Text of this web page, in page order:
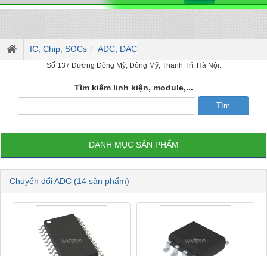
IC, Chip, SOCs ADC, DAC
Số 137 Đường Đông Mỹ, Đông Mỹ, Thanh Trì, Hà Nội.
Tìm kiếm linh kiện, module,...
DANH MỤC SẢN PHẨM
Chuyển đổi ADC (14 sản phẩm)